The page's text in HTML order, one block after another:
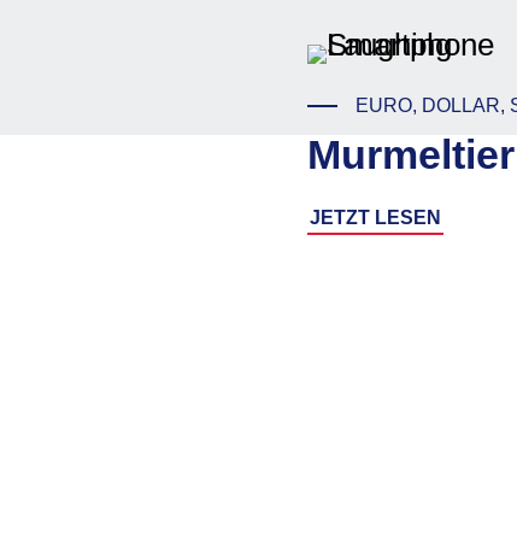
EURO, DOLLAR,
Murmeltier
JETZT LESEN